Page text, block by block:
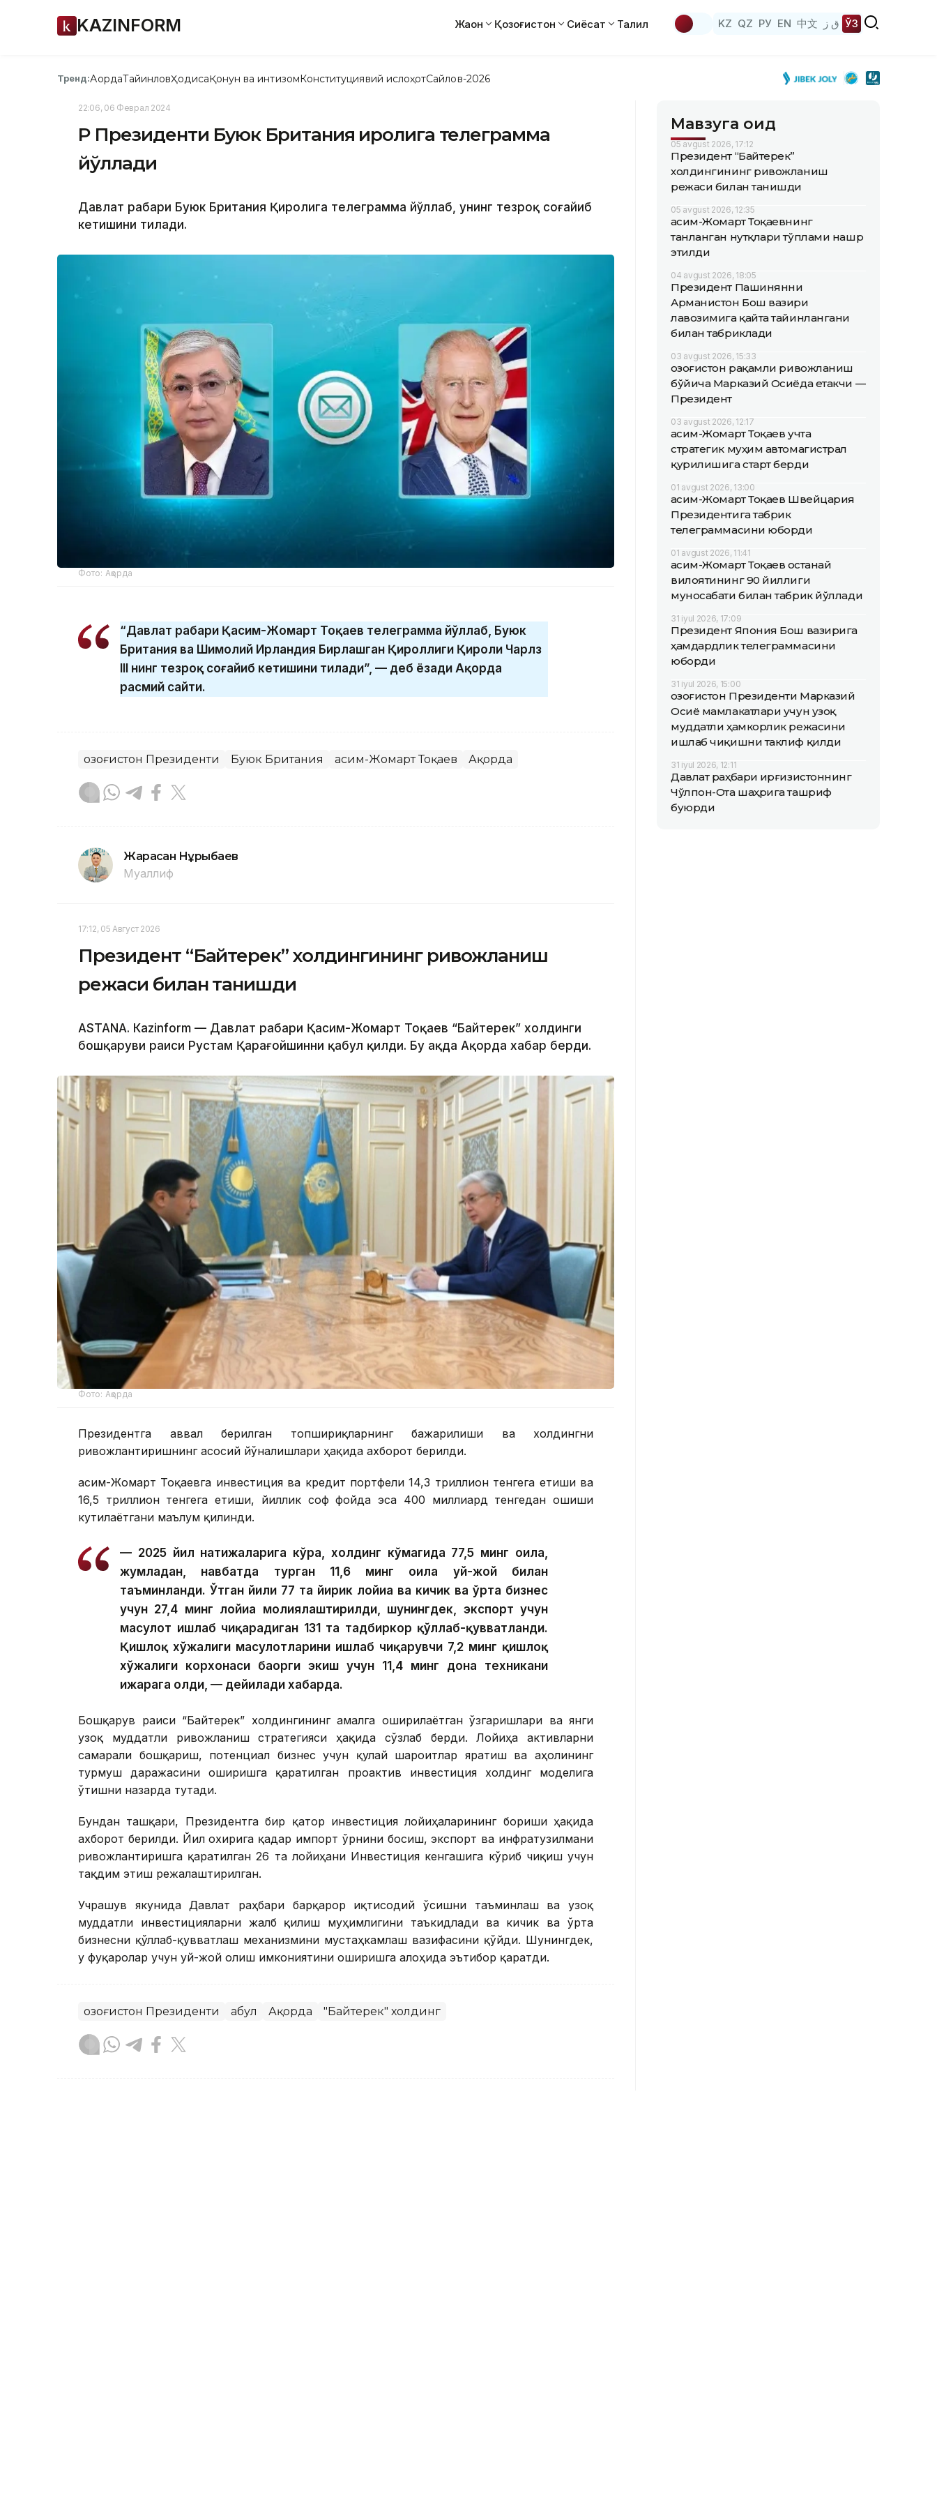
KAZINFORM Жаҳон Қозоғистон Сиёсат Таҳлил KZ QZ РУ EN 中文 ق ز ЎЗ
Тренд:АқордаТайинловҲодисаҚонун ва интизомКонституциявий ислоҳотСайлов-2026
22:06, 06 Феврал 2024
ҚР Президенти Буюк Британия Қиролига телеграмма
йўллади
Давлат раҳбари Буюк Британия Қиролига телеграмма йўллаб, унинг тезроқ соғайиб
кетишини тилади.
Фото: Ақорда
“Давлат раҳбари Қасим-Жомарт Тоқаев телеграмма йўллаб, Буюк
Британия ва Шимолий Ирландия Бирлашган Қироллиги Қироли Чарлз
III нинг тезроқ соғайиб кетишини тилади”, — деб ёзади Ақорда
расмий сайти.
Қозоғистон Президенти Буюк Британия Қасим-Жомарт Тоқаев Ақорда
Жарасқан Нұрыбаев
Муаллиф
17:12, 05 Август 2026
Президент “Байтерек” холдингининг ривожланиш
режаси билан танишди
ASTANА. Каzinform — Давлат раҳбари Қасим-Жомарт Тоқаев “Байтерек” холдинги
бошқаруви раиси Рустам Қарағойшинни қабул қилди. Бу ҳақда Ақорда хабар берди.
Фото: Ақорда
Президентга аввал берилган топшириқларнинг бажарилиши ва холдингни
ривожлантиришнинг асосий йўналишлари ҳақида ахборот берилди.
Қасим-Жомарт Тоқаевга инвестиция ва кредит портфели 14,3 триллион тенгега етиши ва
16,5 триллион тенгега етиши, йиллик соф фойда эса 400 миллиард тенгедан ошиши
кутилаётгани маълум қилинди.
— 2025 йил натижаларига кўра, холдинг кўмагида 77,5 минг оила,
жумладан, навбатда турган 11,6 минг оила уй-жой билан
таъминланди. Ўтган йили 77 та йирик лойиҳа ва кичик ва ўрта бизнес
учун 27,4 минг лойиҳа молиялаштирилди, шунингдек, экспорт учун
маҳсулот ишлаб чиқарадиган 131 та тадбиркор қўллаб-қувватланди.
Қишлоқ хўжалиги маҳсулотларини ишлаб чиқарувчи 7,2 минг қишлоқ
хўжалиги корхонаси баҳорги экиш учун 11,4 минг дона техникани
ижарага олди, — дейилади хабарда.
Бошқарув раиси “Байтерек” холдингининг амалга оширилаётган ўзгаришлари ва янги
узоқ муддатли ривожланиш стратегияси ҳақида сўзлаб берди. Лойиҳа активларни
самарали бошқариш, потенциал бизнес учун қулай шароитлар яратиш ва аҳолининг
турмуш даражасини оширишга қаратилган проактив инвестиция холдинг моделига
ўтишни назарда тутади.
Бундан ташқари, Президентга бир қатор инвестиция лойиҳаларининг бориши ҳақида
ахборот берилди. Йил охирига қадар импорт ўрнини босиш, экспорт ва инфратузилмани
ривожлантиришга қаратилган 26 та лойиҳани Инвестиция кенгашига кўриб чиқиш учун
тақдим этиш режалаштирилган.
Учрашув якунида Давлат раҳбари барқарор иқтисодий ўсишни таъминлаш ва узоқ
муддатли инвестицияларни жалб қилиш муҳимлигини таъкидлади ва кичик ва ўрта
бизнесни қўллаб-қувватлаш механизмини мустаҳкамлаш вазифасини қўйди. Шунингдек,
у фуқаролар учун уй-жой олиш имкониятини оширишга алоҳида эътибор қаратди.
Қозоғистон Президенти Қабул Ақорда "Байтерек" холдинг
Мавзуга оид
05 avgust 2026, 17:12
Президент “Байтерек”
холдингининг ривожланиш
режаси билан танишди
05 avgust 2026, 12:35
Қасим-Жомарт Тоқаевнинг
танланган нутқлари тўплами нашр
этилди
04 avgust 2026, 18:05
Президент Пашинянни
Арманистон Бош вазири
лавозимига қайта тайинлангани
билан табриклади
03 avgust 2026, 15:33
Қозоғистон рақамли ривожланиш
бўйича Марказий Осиёда етакчи —
Президент
03 avgust 2026, 12:17
Қасим-Жомарт Тоқаев учта
стратегик муҳим автомагистрал
қурилишига старт берди
01 avgust 2026, 13:00
Қасим-Жомарт Тоқаев Швейцария
Президентига табрик
телеграммасини юборди
01 avgust 2026, 11:41
Қасим-Жомарт Тоқаев Қостанай
вилоятининг 90 йиллиги
муносабати билан табрик йўллади
31 iyul 2026, 17:09
Президент Япония Бош вазирига
ҳамдардлик телеграммасини
юборди
31 iyul 2026, 15:00
Қозоғистон Президенти Марказий
Осиё мамлакатлари учун узоқ
муддатли ҳамкорлик режасини
ишлаб чиқишни таклиф қилди
31 iyul 2026, 12:11
Давлат раҳбари Қирғизистоннинг
Чўлпон-Ота шаҳрига ташриф
буюрди